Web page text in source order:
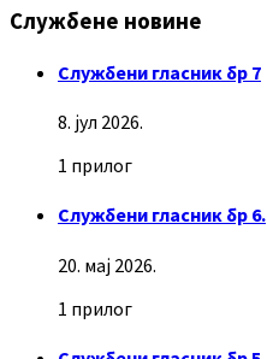
Службене новине
Службени гласник бр 7
8. јул 2026.
1 прилог
Службени гласник бр 6.
20. мај 2026.
1 прилог